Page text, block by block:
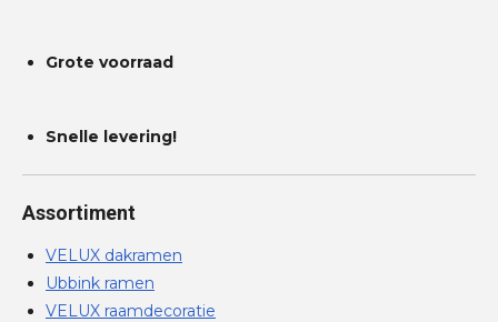
Grote voorraad
Snelle levering!
Assortiment
VELUX dakramen
Ubbink ramen
VELUX raamdecoratie